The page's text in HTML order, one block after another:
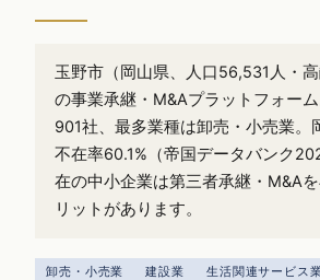
玉野市（岡山県、人口56,531人・高
の事業承継・M&Aプラットフォー
901社、最多業種は卸売・小売業。
不在率60.1%（帝国データバンク
在の中小企業は第三者承継・M&A
リットがあります。
卸売・小売業 建設業 生活関連サービス